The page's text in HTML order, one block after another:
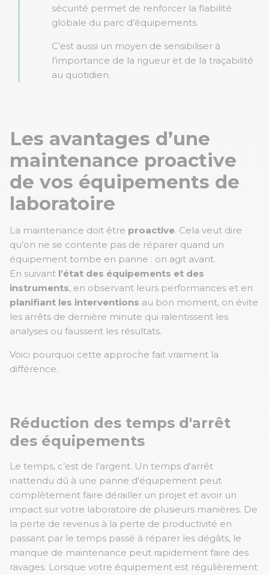
sécurité permet de renforcer la fiabilité
globale du parc d’équipements.
C’est aussi un moyen de sensibiliser à
l’importance de la rigueur et de la traçabilité
au quotidien.
Les avantages d’une
maintenance proactive
de vos équipements de
laboratoire
La maintenance doit être proactive. Cela veut dire
qu’on ne se contente pas de réparer quand un
équipement tombe en panne : on agit avant.
En suivant l’état des équipements et des
instruments, en observant leurs performances et en
planifiant les interventions au bon moment, on évite
les arrêts de dernière minute qui ralentissent les
analyses ou faussent les résultats.
Voici pourquoi cette approche fait vraiment la
différence.
Réduction des temps d'arrêt
des équipements
Le temps, c’est de l’argent. Un temps d'arrêt
inattendu dû à une panne d'équipement peut
complètement faire dérailler un projet et avoir un
impact sur votre laboratoire de plusieurs manières. De
la perte de revenus à la perte de productivité en
passant par le temps passé à réparer les dégâts, le
manque de maintenance peut rapidement faire des
ravages. Lorsque votre équipement est régulièrement